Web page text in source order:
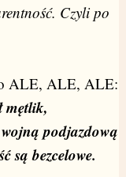
Czyli po
ALE, ALE, ALE:
mętlik,
podjazdową
są bezcelowe.